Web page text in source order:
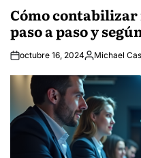
Cómo
paso a paso y
octubre 16, 2024Posted
Michael